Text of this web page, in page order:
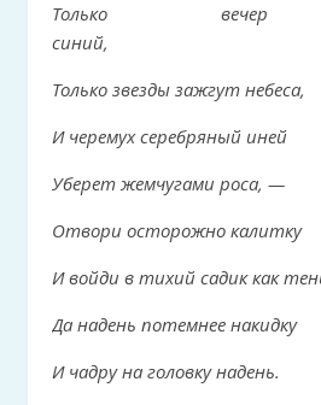
Только вечер
Только звезды зажгут небеса,
И черемух серебряный иней
Уберет жемчугами роса, —
Отвори осторожно калитку
И войди в тихий садик как
Да надень потемнее накидку
И чадру на головку надень.